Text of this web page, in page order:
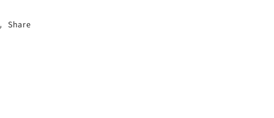
Share